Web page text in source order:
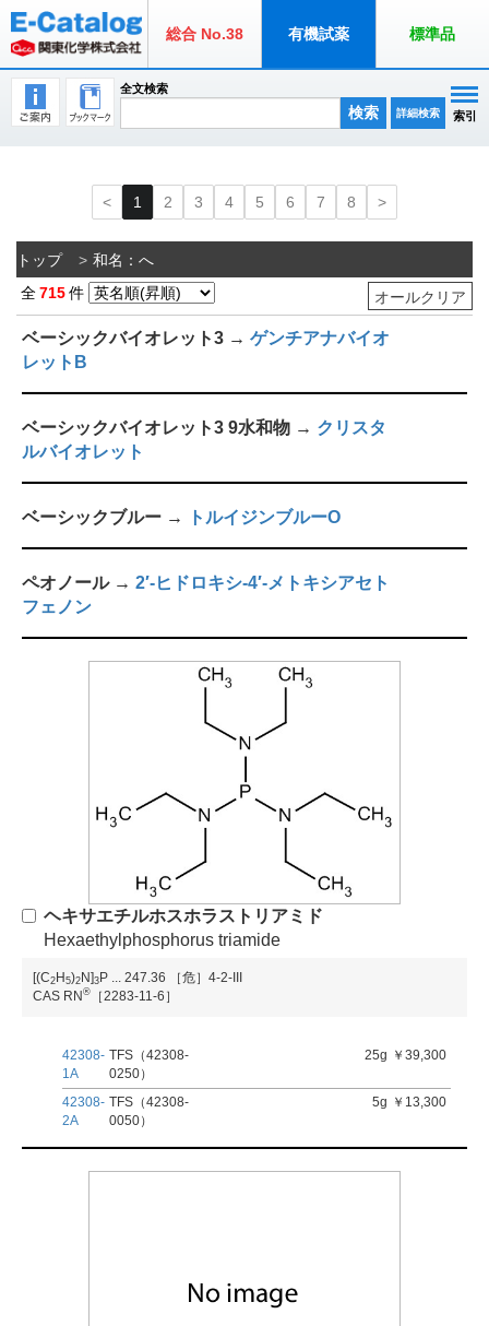
総合 No.38 有機試薬 標準品
全文検索
検索 詳細検索 索引
1 2 3 4 5 6 7 8
トップ 和名：へ
オールクリア
全715件
ベーシックバイオレット3 → ゲンチアナバイオ
レットB
ベーシックバイオレット3 9水和物 → クリスタ
ルバイオレット
ベーシックブルー → トルイジンブルーO
ペオノール → 2′-ヒドロキシ-4′-メトキシアセト
フェノン
ヘキサエチルホスホラストリアミド
Hexaethylphosphorus triamide
[(C2H5)2N]3P 247.36
［危］4-2-III
CAS RN® ［2283-11-6］
42308-
1A
TFS（42308-
0250）
25g ￥39,300
42308-
2A
TFS（42308-
0050）
5g ￥13,300